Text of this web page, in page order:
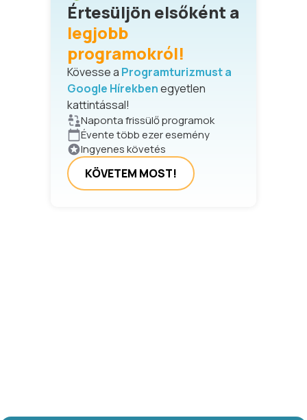
Értesüljön elsőként a
legjobb
programokról!
Kövesse a Programturizmust a
Google Hírekbenegyetlen
kattintással!
Naponta frissülő programok
Évente több ezer esemény
Ingyenes követés
KÖVETEM MOST!